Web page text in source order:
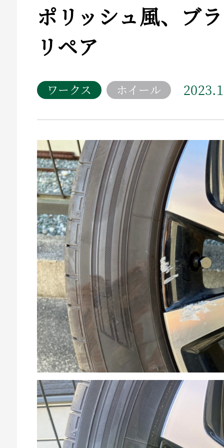
ポリッシュ風、ブ
リペア
ワークス ホイール